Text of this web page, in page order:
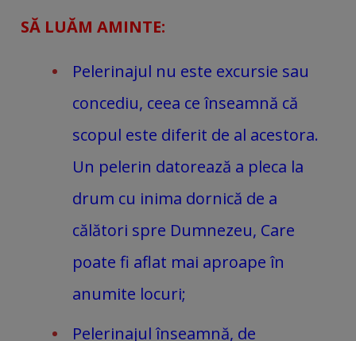
SĂ LUĂM AMINTE:
Pelerinajul nu este excursie sau
concediu, ceea ce înseamnă că
scopul este diferit de al acestora.
Un pelerin datorează a pleca la
drum cu inima dornică de a
călători spre Dumnezeu, Care
poate fi aflat mai aproape în
anumite locuri;
Pelerinajul înseamnă, de